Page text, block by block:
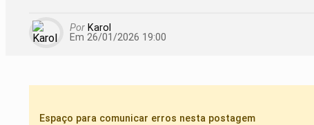
Por Karol
Em 26/01/2026 19:00
Espaço para comunicar erros nesta postagem